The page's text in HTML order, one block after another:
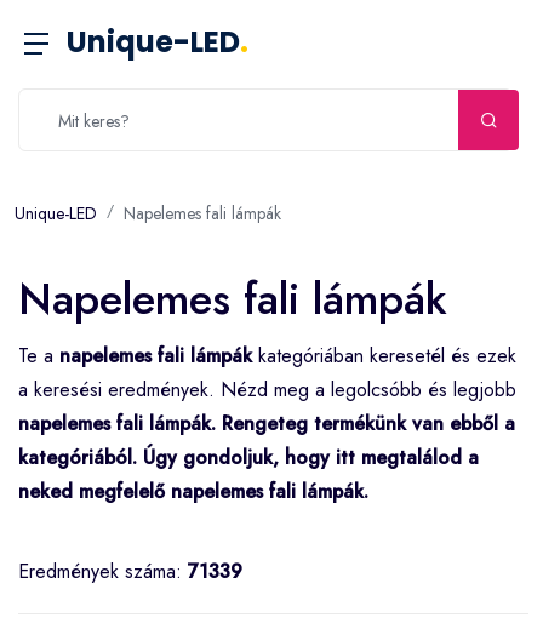
Unique-LED.
Unique-LED Napelemes fali lámpák
Napelemes fali lámpák
Te a napelemes fali lámpákkategóriában keresetél és ezek
a keresési eredmények. Nézd meg a legolcsóbb és legjobb
napelemes fali lámpák. Rengeteg termékünk van ebből a
kategóriából. Úgy gondoljuk, hogy itt megtalálod a
neked megfelelő napelemes fali lámpák.
Eredmények száma: 71339